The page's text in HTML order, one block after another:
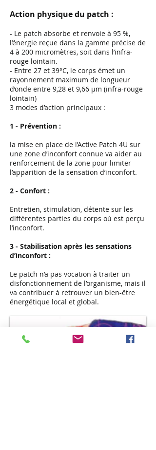
Action physique du patch :
- Le patch absorbe et renvoie à 95 %,
l’énergie reçue dans la gamme précise de
4 à 200 micromètres, soit dans l’infra-
rouge lointain.
- Entre 27 et 39°C, le corps émet un
rayonnement maximum de longueur
d’onde entre 9,28 et 9,66 µm (infra-rouge
lointain)
3 modes d’action principaux :
1 - Prévention :
la mise en place de l’Active Patch 4U sur
une zone d’inconfort connue va aider au
renforcement de la zone pour limiter
l’apparition de la sensation d’inconfort.
2 - Confort :
Entretien, stimulation, détente sur les
différentes parties du corps où est perçu
l’inconfort.
3 - Stabilisation après les sensations
d’inconfort :
Le patch n’a pas vocation à traiter un
disfonctionnement de l’organisme, mais il
va contribuer à retrouver un bien-être
énergétique local et global.